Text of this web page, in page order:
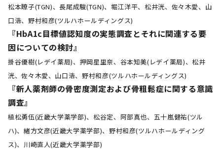
松本瞭子(TGN)、長尾成駿(TGN)、堀江洋平、松井洸、佐々木愛、山
口浩、野村和彦(ツルハホールディングス)
『HbA1c目標値認知度の実態調査とそれに関連する要
因についての検討』
掛谷優樹(レデイ薬局)、押岡星里奈、谷本知美(レデイ薬局)、松井
洸、佐々木愛、山口浩、野村和彦(ツルハホールディングス)
『新人薬剤師の骨密度測定および骨粗鬆症に関する意識
調査』
植松勇伍(近畿大学薬学部)、松谷定、阿部真也、五十嵐健祐(ツル
ハ)、緒方文彦(近畿大学薬学部)、野村和彦(ツルハホールディング
ス)、川崎直人(近畿大学薬学部)